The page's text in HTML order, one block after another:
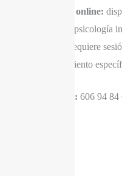
Terapia online:
pareja y psicología
Virtual requiere
equipamiento
Reserva de cita: 606 94 84